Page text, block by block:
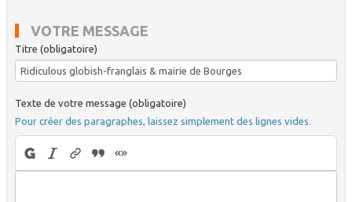
VOTRE MESSAGE
Titre (obligatoire)
Texte de votre message (obligatoire)
Pour créer des paragraphes, laissez simplement des lignes vides.